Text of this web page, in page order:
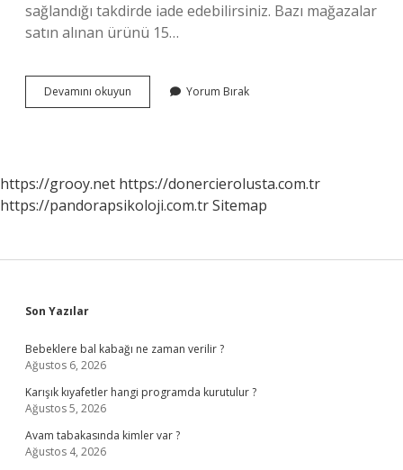
sağlandığı takdirde iade edebilirsiniz. Bazı mağazalar
satın alınan ürünü 15…
Devamını okuyun Elektronik
Cihaz
Yorum Bırak
https://grooy.net https://donercierolusta.com.tr
https://pandorapsikoloji.com.trSitemap
Sidebar
Son Yazılar
Bebeklere bal kabağı ne zaman verilir ?
Ağustos 6, 2026
Karışık kıyafetler hangi programda kurutulur ?
Ağustos 5, 2026
Avam tabakasında kimler var ?
Ağustos 4, 2026